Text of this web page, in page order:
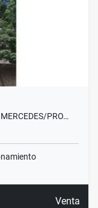
PRO…
Venta